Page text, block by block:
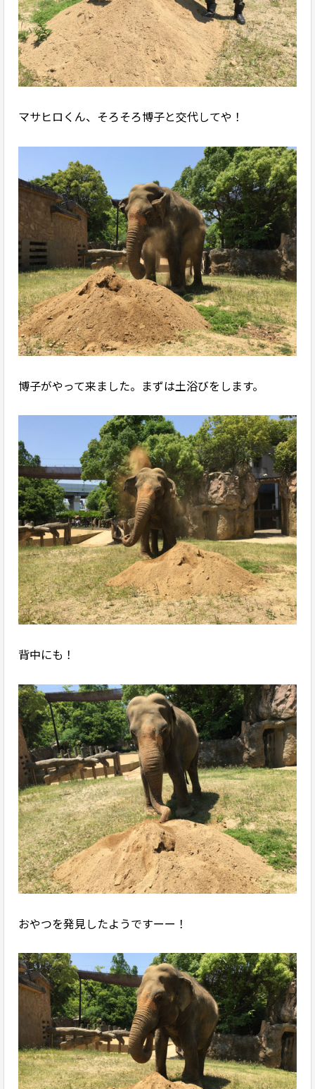
マサヒロくん、そろそろ博子と交代してや！
博子がやって来ました。まずは土浴びをします。
背中にも！
おやつを発見したようですーー！